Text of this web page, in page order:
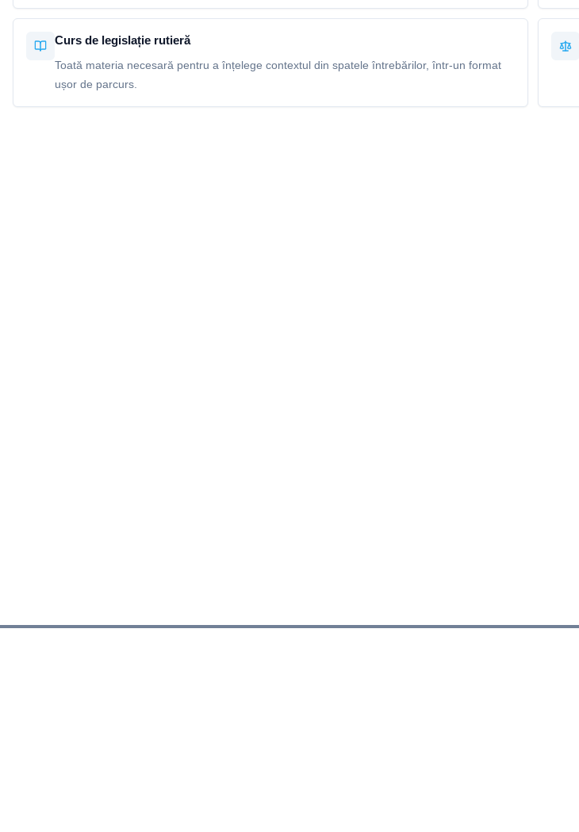
Curs de legislație rutieră
Toată materia necesară pentru a înțelege contextul din spatele întrebărilor, într-un format
ușor de parcurs.